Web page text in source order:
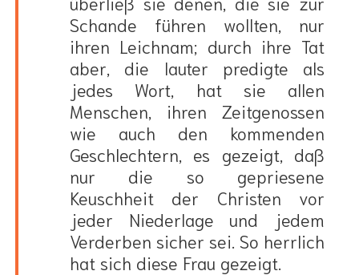
Schande führen wollten, nur
ihren Leichnam; durch ihre Tat
aber, die lauter predigte als
jedes Wort, hat sie allen
Menschen, ihren Zeitgenossen
wie auch den kommenden
Geschlechtern, es gezeigt, daß
nur die so gepriesene
Keuschheit der Christen vor
jeder Niederlage und jedem
Verderben sicher sei. So herrlich
hat sich diese Frau gezeigt.